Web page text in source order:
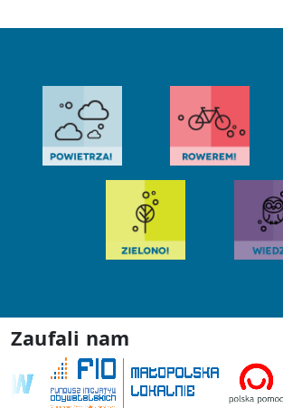
Zaufali nam